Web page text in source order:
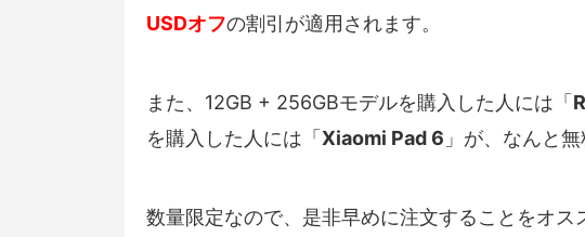
USDオフの割引が適用されます。
また、12GB + 256GBモデルを購入した人には「
を購入した人には「Xiaomi Pad 6 」が、なんと
数量限定なので、是非早めに注文することをオス